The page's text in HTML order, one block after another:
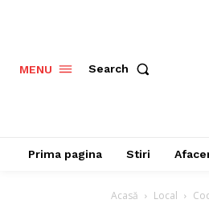
MENU Search
Prima pagina Stiri
Acasă Local